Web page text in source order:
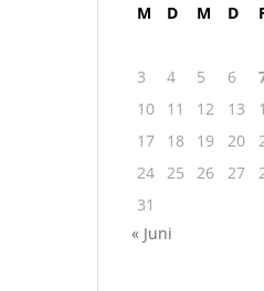
M D M D
3
4 5 6
10
11 12 13
17
18 19 20
24
25 26 27
31
« Juni